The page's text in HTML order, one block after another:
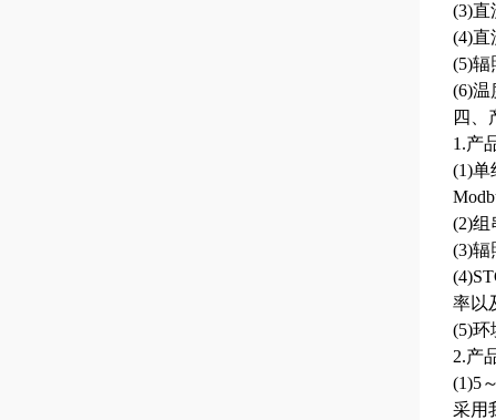
(3)直
(4)直
(5)辐
(6)
四、
1.产
(1)
(2)组
(3)辐
率以
(5)环
2.产
(1)5
采⽤